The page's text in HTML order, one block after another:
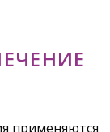
применяются